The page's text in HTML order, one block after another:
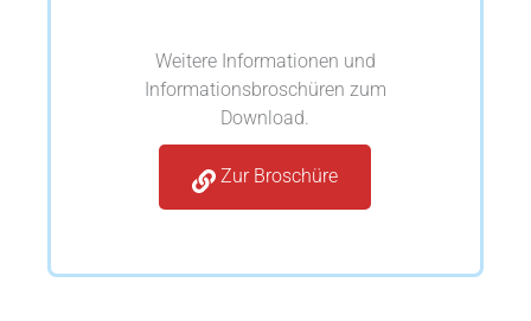
Weitere Informationen und
Informationsbroschüren zum
Download.
Zur Broschüre